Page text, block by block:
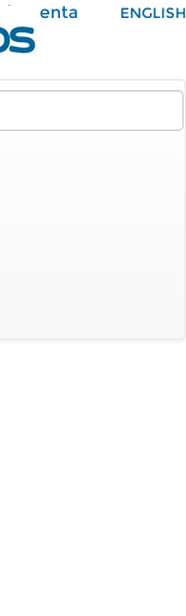
Mi Cuenta ENGLISH